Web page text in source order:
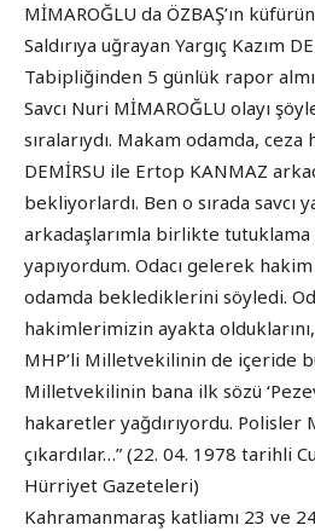
MİMAROĞLU da ÖZBAŞ’ın
Saldırıya uğrayan Yargıç Kazım
Tabipliğinden 5 günlük rapor
Savcı Nuri MİMAROĞLU olayı
sıralarıydı. Makam odamda,
DEMİRSU ile Ertop KANMAZ
bekliyorlardı. Ben o sırada savcı
arkadaşlarımla birlikte tutuklama
yapıyordum. Odacı gelerek
odamda beklediklerini söyledi.
hakimlerimizin ayakta
MHP’li Milletvekilinin de içeride
Milletvekilinin bana ilk sözü
hakaretler yağdırıyordu. Polisler
çıkardılar…” (22. 04. 1978 tarihli
Hürriyet Gazeteleri)
Kahramanmaraş katliamı 23 ve 24